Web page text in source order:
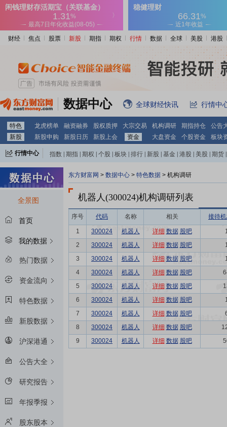
财经 焦点 股票 新股 期指 期权 行情 数据 全球 美股 港股
数据中心 全球财经快讯 行情中
特色 龙虎榜单 融资融券 股权质押 大宗交易 机构调研 期指持仓
公告
新股
新股申购 新股日历 新股上会 资金 大盘资金 个股资金 板块
行情中心 指数 期指 期权 个股 板块 排行 新股 基金 港股 美股 期货
全景图
首页
我的数据
热门数据
资金流向
特色数据
新股数据
沪深港通
公告大全
研究报告
年报季报
股东股本
东方财富网 > 数据中心 > 特色数据 > 机构调研
机器人(300024)机构调研列表
序号 代码 名称 相关 接待
1 300024 机器人 详细 数据 股吧
2
300024 机器人 详细 数据 股吧
3
300024 机器人 详细 数据 股吧
4
300024 机器人 详细 数据 股吧
5
300024 机器人 详细 数据 股吧
6
300024 机器人 详细 数据 股吧
7
300024 机器人 详细 数据 股吧
8
300024 机器人 详细 数据 股吧
9
300024 机器人 详细 数据 股吧